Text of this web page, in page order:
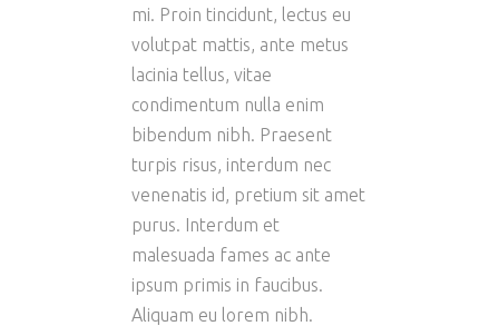
mi. Proin tincidunt, lectus eu
volutpat mattis, ante metus
lacinia tellus, vitae
condimentum nulla enim
bibendum nibh. Praesent
turpis risus, interdum nec
venenatis id, pretium sit amet
purus. Interdum et
malesuada fames ac ante
ipsum primis in faucibus.
Aliquam eu lorem nibh.